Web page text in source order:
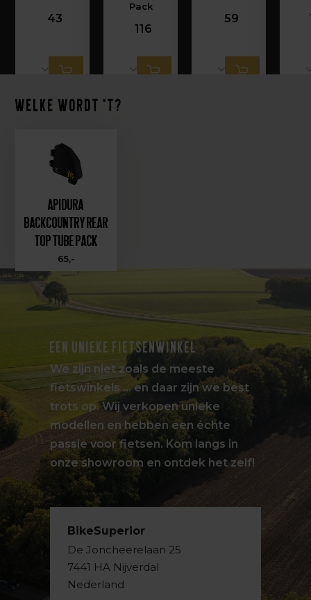
43
Pack
116
59
Welke wordt 't?
Apidura
Backcountry Rear
Top Tube Pack
65,-
EEN UNIEKE FIETSENWINKEL
We zijn niet zoals de meeste
fietswinkels … en daar zijn we best
trots op. Wij verkopen unieke
modellen en hebben een échte
passie voor fietsen. Kom langs in
onze showroom en ontdek het zelf!
BikeSuperior
De Joncheerelaan 25
7441 HA Nijverdal
Nederland